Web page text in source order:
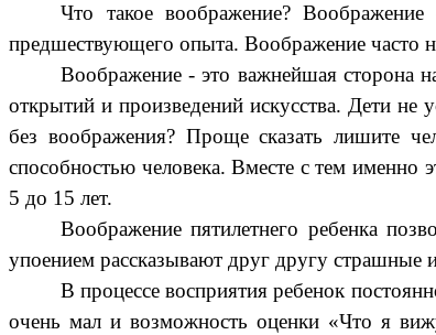
Что такое воображение?
предшествующего опыта. Воображение часто
Воображение - это важнейшая сторона
открытий и произведений искусства. Дети
без воображения? Проще сказать лишите
способностью человека. Вместе с тем именно
5 до 15 лет.
Воображение пятилетнего ребенка
упоением рассказывают друг другу
В процессе восприятия ребенок
очень мал и возможность оценки «Что я